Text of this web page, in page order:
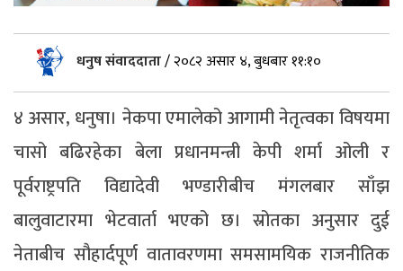
धनुष संवाददाता/२०८२ असार ४, बुधबार ११:१०
४ असार, धनुषा। नेकपा एमालेको आगामी नेतृत्वका विषयमा
चासो बढिरहेका बेला प्रधानमन्त्री केपी शर्मा ओली र
पूर्वराष्ट्रपति विद्यादेवी भण्डारीबीच मंगलबार साँझ
बालुवाटारमा भेटवार्ता भएको छ। स्रोतका अनुसार दुई
नेताबीच सौहार्दपूर्ण वातावरणमा समसामयिक राजनीतिक